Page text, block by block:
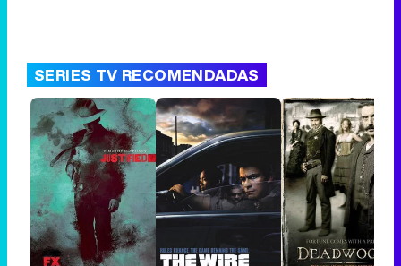
SERIES TV RECOMENDADAS